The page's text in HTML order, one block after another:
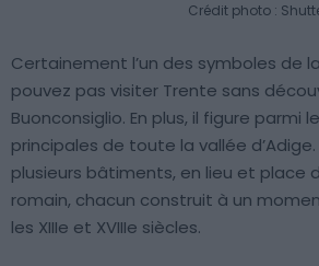
Crédit photo :
Certainement l’un des symboles de
pouvez pas visiter Trente sans
Buonconsiglio. En plus, il figure parmi
principales de toute la vallée
plusieurs bâtiments, en lieu et place
romain, chacun construit à un
les XIIIe et XVIIIe siècles.